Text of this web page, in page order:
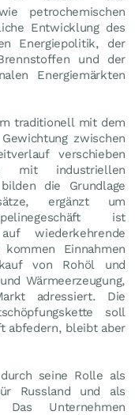
petrochemischen
Entwicklung des
Energiepolitik, der
und der
Energiemärkten
traditionell mit dem
zwischen
verschieben
mit industriellen
die Grundlage
ergänzt um
ist
wiederkehrende
Einnahmen
von Rohöl und
Wärmeerzeugung,
adressiert. Die
soll
abfedern, bleibt aber
seine Rolle als
Russland und als
Unternehmen